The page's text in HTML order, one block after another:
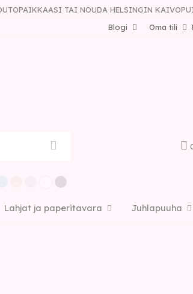
TAI NOUDA HELSINGIN
Oma tili
Blogi
Lahjat ja paperitavara Juhlapuuha